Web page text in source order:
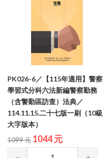
PK026-6／【115年適用】警察
學習式分科六法新編警察勤務
（含警勤區訪查）法典／
114.11.15.二十七版一刷（10級
大字版本）
1099 元 1044 元